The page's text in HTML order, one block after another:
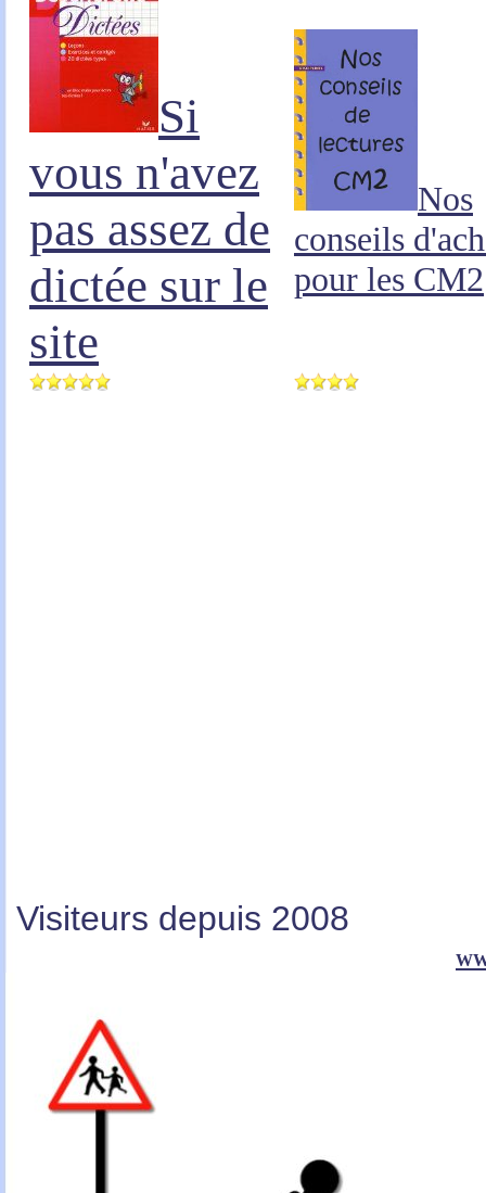
Si
vous n'avez
pas assez de
dictée sur le
site
Nos
conseils
pour les CM2
Visiteurs depuis 2008